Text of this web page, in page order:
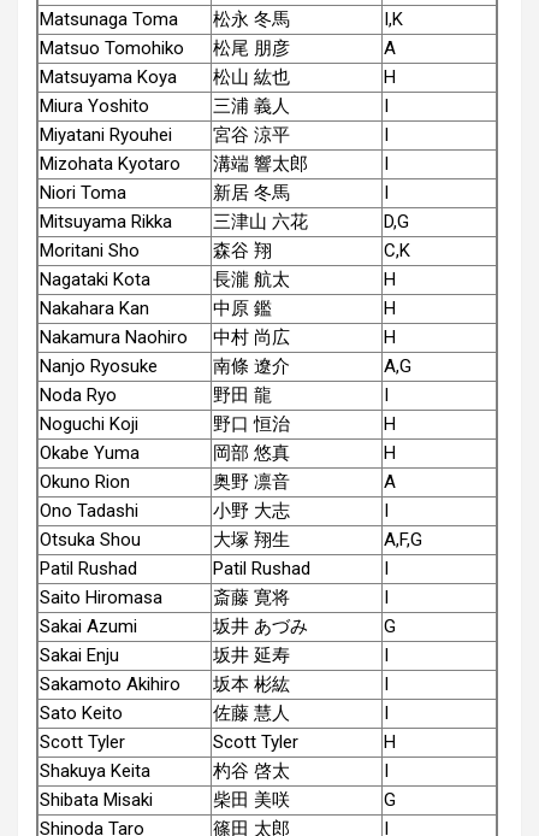
Matsunaga Toma
松永 冬馬
I,K
Matsuo Tomohiko
松尾 朋彦
A
Matsuyama Koya
松山 紘也
H
Miura Yoshito
三浦 義人
Miyatani Ryouhei
宮谷 涼平
Mizohata Kyotaro
溝端 響太郎
Niori Toma
新居 冬馬
Mitsuyama Rikka
三津山 六花
D,G
Moritani Sho
森谷 翔
C,K
Nagataki Kota
長瀧 航太
H
Nakahara Kan
中原 鑑
H
Nakamura Naohiro
中村 尚広
H
Nanjo Ryosuke
南條 遼介
A,G
Noda Ryo
野田 龍
Noguchi Koji
野口 恒治
H
Okabe Yuma
岡部 悠真
H
Okuno Rion
奥野 凛音
A
Ono Tadashi
小野 大志
Otsuka Shou
大塚 翔生
A,F,G
Patil Rushad
Patil Rushad
Saito Hiromasa
斎藤 寛将
Sakai Azumi
坂井 あづみ
G
Sakai Enju
坂井 延寿
Sakamoto Akihiro
坂本 彬紘
Sato Keito
佐藤 慧人
Scott Tyler
Scott Tyler
H
Shakuya Keita
杓谷 啓太
Shibata Misaki
柴田 美咲
G
Shinoda Taro
篠田 太郎